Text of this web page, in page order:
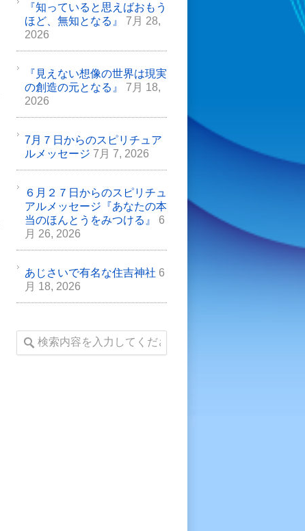
『知っていると思えばおもう
ほど、無知となる』
7月 28,
2026
『見えない想像の世界は現実
の創造の元となる』
7月 18,
2026
7月７日からのスピリチュア
ルメッセージ 7月 7, 2026
６月２７日からのスピリチュ
アルメッセージ『あなたの本
当のほんとうをみつける』
6
月 26, 2026
あじさいで有名な住吉神社 6
月 18, 2026